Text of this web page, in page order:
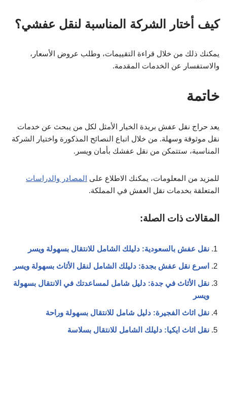
كيف أختار الشركة المناسبة لنقل عفشي؟
يمكنك ذلك من خلال قراءة التقييمات، وطلب عروض الأسعار،
والاستفسار عن الخدمات المقدمة.
خاتمة
يعد حراج نقل عفش بريدة الخيار الأمثل لكل من يبحث عن خدمات
نقل موثوقة وسهلة. من خلال اتباع النصائح المذكورة واختيار الشركة
المناسبة، ستتمكن من نقل عفشك بأمان ويسر.
للمزيد من المعلومات، يمكنك الاطلاع على المصادر والدراسات
المتعلقة بخدمات نقل العفش في المملكة.
المقالات ذات الصلة:
نقل عفش بالسعودية: دليلك الشامل للانتقال بسهولة ويسر
اسرع نقل عفش بجدة: دليلك الشامل لنقل الأثاث بسهولة ويسر
نقل الأثاث في جدة: دليل شامل لمساعدتك في الانتقال بسهولة
ويسر
نقل اثاث الفجيرة: دليل شامل للانتقال بسهولة وراحة
نقل اثاث ايكيا: دليلك الشامل للانتقال بسلاسة